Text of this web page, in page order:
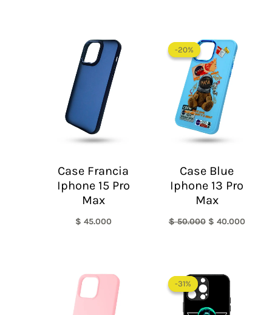
Case Francia
Iphone 15 Pro
Max
$ 45.000
-20%
-20%
Case Blue
Iphone 13 Pro
Max
$50.000
precio
original
era:
$ 50.000.
$ 40.000
-31%
-31%